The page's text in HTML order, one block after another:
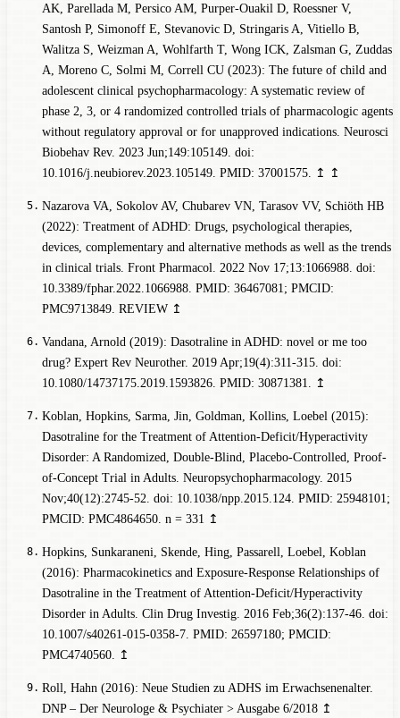
AK, Parellada M, Persico AM, Purper-Ouakil D, Roessner V,
Santosh P, Simonoff E, Stevanovic D, Stringaris A, Vitiello B,
Walitza S, Weizman A, Wohlfarth T, Wong ICK, Zalsman G, Zuddas
A, Moreno C, Solmi M, Correll CU (2023): The future of child and
adolescent clinical psychopharmacology: A systematic review of
phase 2, 3, or 4 randomized controlled trials of pharmacologic agents
without regulatory approval or for unapproved indications. Neurosci
Biobehav Rev. 2023 Jun;149:105149. doi:
10.1016/j.neubiorev.2023.105149. PMID: 37001575.
↥ ↥
Nazarova VA, Sokolov AV, Chubarev VN, Tarasov VV, Schiöth HB
(2022): Treatment of ADHD: Drugs, psychological therapies,
devices, complementary and alternative methods as well as the trends
in clinical trials. Front Pharmacol. 2022 Nov 17;13:1066988. doi:
10.3389/fphar.2022.1066988. PMID: 36467081; PMCID:
PMC9713849. REVIEW ↥
Vandana, Arnold (2019): Dasotraline in ADHD: novel or me too
drug? Expert Rev Neurother. 2019 Apr;19(4):311-315. doi:
10.1080/14737175.2019.1593826. PMID: 30871381.
↥
Koblan, Hopkins, Sarma, Jin, Goldman, Kollins, Loebel (2015):
Dasotraline for the Treatment of Attention-Deficit/Hyperactivity
Disorder: A Randomized, Double-Blind, Placebo-Controlled, Proof-
of-Concept Trial in Adults. Neuropsychopharmacology. 2015
Nov;40(12):2745-52. doi: 10.1038/npp.2015.124. PMID: 25948101;
PMCID: PMC4864650. n = 331 ↥
Hopkins, Sunkaraneni, Skende, Hing, Passarell, Loebel, Koblan
(2016): Pharmacokinetics and Exposure-Response Relationships of
Dasotraline in the Treatment of Attention-Deficit/Hyperactivity
Disorder in Adults. Clin Drug Investig. 2016 Feb;36(2):137-46. doi:
10.1007/s40261-015-0358-7. PMID: 26597180; PMCID:
PMC4740560.
↥
Roll, Hahn (2016): Neue Studien zu ADHS im Erwachsenenalter.
DNP – Der Neurologe & Psychiater > Ausgabe 6/2018 ↥